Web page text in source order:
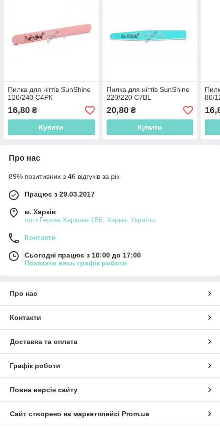
Пилка для нігтів SunShine
120/240 С4РК
16,80 ₴
Купити
Пилка для нігтів SunShine
220/220 C7BL
20,80₴
Купити
80/
Про нас
89% позитивних з 46 відгуків за рік
Працює з 29.03.2017
м. Харків
пр-т Героїв Харкова 156, Харків, Україна
Контакти
Сьогодні працює з 10:00 до 17:00
Показати весь графік роботи
Про нас
Контакти
Доставка та оплата
Графік роботи
Повна версія сайту
Сайт створено на маркетплейсі Prom.ua